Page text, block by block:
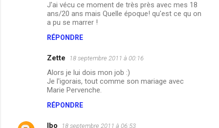
J'ai vécu ce moment de très près avec mes 18
ans/20 ans mais Quelle époque! qu'est ce qu on
a pu se marrer !
RÉPONDRE
Zette 18 septembre 2011 à 00:16
Alors je lui dois mon job :)
Je l'igorais, tout comme son mariage avec
Marie Pervenche.
RÉPONDRE
lbo 18 septembre 2011 à 06:53